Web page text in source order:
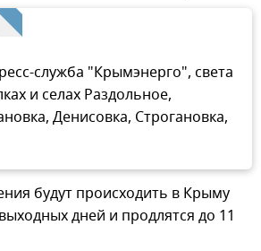
служба "Крымэнерго", света
и селах Раздольное,
Денисовка, Строгановка,
будут происходить в Крыму
дней и продлятся до 11